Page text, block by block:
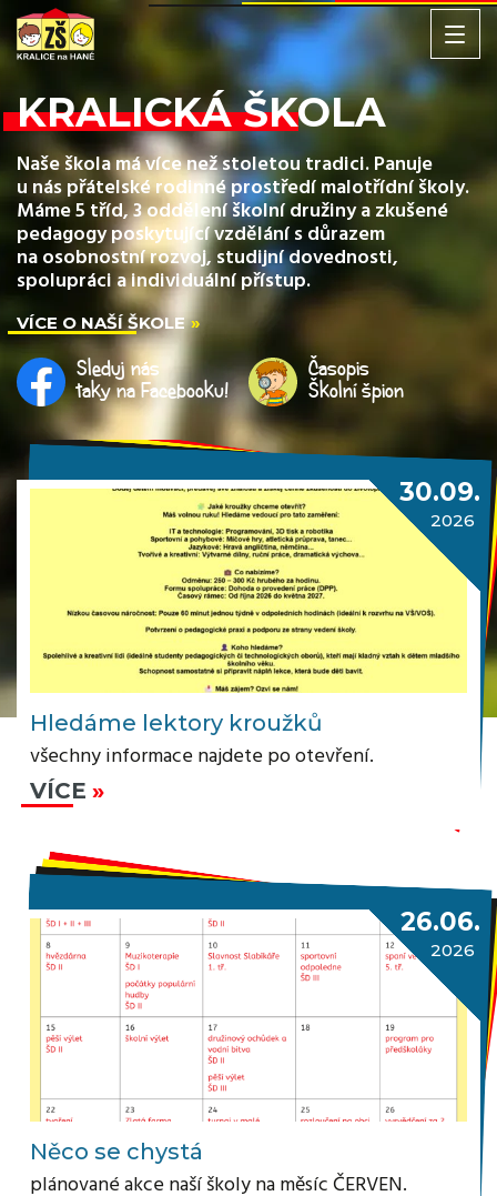
KRALICKÁ ŠKOLA
Naše škola má více než stoletou tradici. Panuje
u nás přátelské rodinné prostředí malotřídní školy.
Máme 5 tříd, 3 oddělení školní družiny a zkušené
pedagogy poskytující vzdělání s důrazem
na osobnostní rozvoj, studijní dovednosti,
spolupráci a individuální přístup.
VÍCE O NAŠÍ ŠKOLE
Sleduj nás
taky na Facebooku!
Časopis
Školní špion
30.09.
2026
Hledáme lektory kroužků
všechny informace najdete po otevření.
VÍCE
26.06.
2026
Něco se chystá
plánované akce naší školy na měsíc ČERVEN.